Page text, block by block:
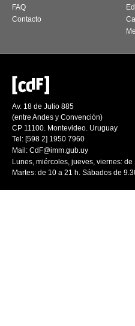
FAQ
Contacto
Av. 18 de Julio 885
(entre Andes y Convención)
CP 11100. Montevideo. Uruguay
Tel: [598 2] 1950 7960
Mail: CdF@imm.gub.uy
Lunes, miércoles, jueves, viernes: de
Martes: de 10 a 21 h. Sábados de